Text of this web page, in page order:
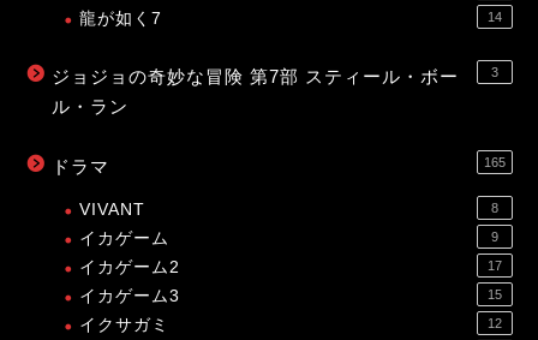
龍が如く7 14
ジョジョの奇妙な冒険 第7部 スティール・ボー
ル・ラン
3
ドラマ 165
VIVANT 8
イカゲーム 9
イカゲーム2 17
イカゲーム3 15
イクサガミ 12